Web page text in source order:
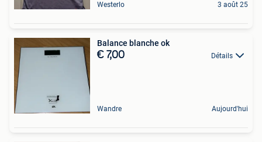
Westerlo 3 août 25
Balance blanche ok
€ 7,00 Détails
Wandre Aujourd'hui